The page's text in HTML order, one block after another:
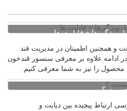
و همچنین اطمینان در مدیریت قند
ادامه علاوه بر معرفی سنسور قندخون
چیست ؟
ارتباط پیچیده بین دیابت و